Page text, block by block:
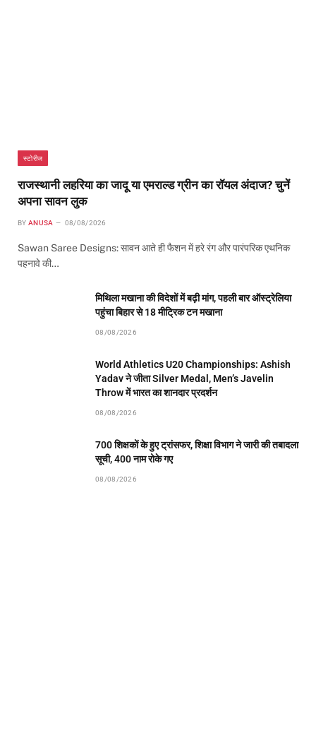
स्टोरीज
राजस्थानी लहरिया का जादू या एमराल्ड ग्रीन का रॉयल अंदाज? चुनें
अपना सावन लुक
BY ANUSA 08/08/2026
Sawan Saree Designs: सावन आते ही फैशन में हरे रंग और पारंपरिक एथनिक
पहनावे की…
मिथिला मखाना की विदेशों में बढ़ी मांग, पहली बार ऑस्ट्रेलिया
पहुंचा बिहार से 18 मीट्रिक टन मखाना
08/08/2026
World Athletics U20 Championships: Ashish
Yadav ने जीता Silver Medal, Men’s Javelin
Throw में भारत का शानदार प्रदर्शन
08/08/2026
700 शिक्षकों के हुए ट्रांसफर, शिक्षा विभाग ने जारी की तबादला
सूची, 400 नाम रोके गए
08/08/2026